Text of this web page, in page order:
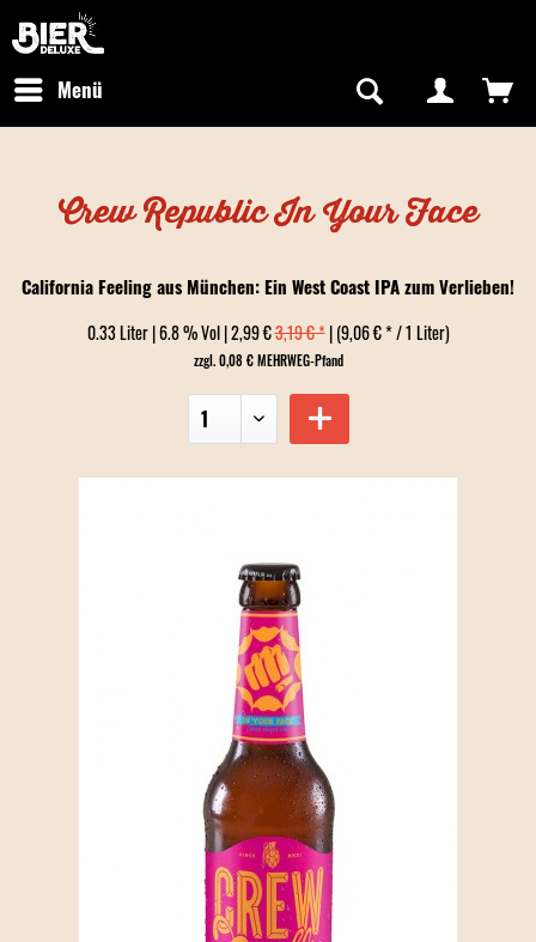
Kostenfreier Versand in Deutschland
Menü
Crew Republic In Your Face
California Feeling aus München: Ein West Coast IPA zum Verlieben!
0.33 Liter | 6.8 % Vol | 2,99 €3,19 € *| (9,06 € * / 1 Liter)
zzgl. 0,08 € MEHRWEG-Pfand